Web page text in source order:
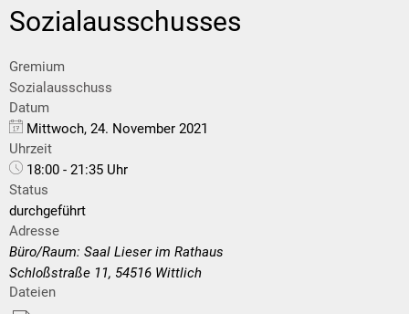
Sozialausschusses
Gremium
Sozialausschuss
Datum
Mittwoch, 24. November 2021
Uhrzeit
18:00 - 21:35 Uhr
Status
durchgeführt
Adresse
Büro/Raum: Saal Lieser im Rathaus
Schloßstraße 11, 54516 Wittlich
Dateien